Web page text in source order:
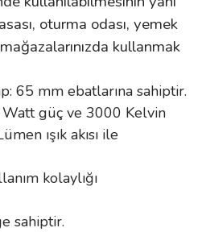
oturma odası, yemek
kullanmak
65 mm ebatlarına sahiptir.
güç ve 3000 Kelvin
ışık akısı ile
kolaylığı
sahiptir.